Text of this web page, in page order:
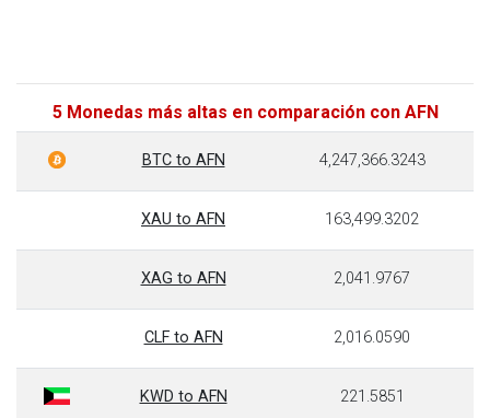
5 Monedas más altas en comparación con AFN
BTC to AFN 4,247,366.3243
XAU to AFN 163,499.3202
XAG to AFN 2,041.9767
CLF to AFN 2,016.0590
KWD to AFN 221.5851